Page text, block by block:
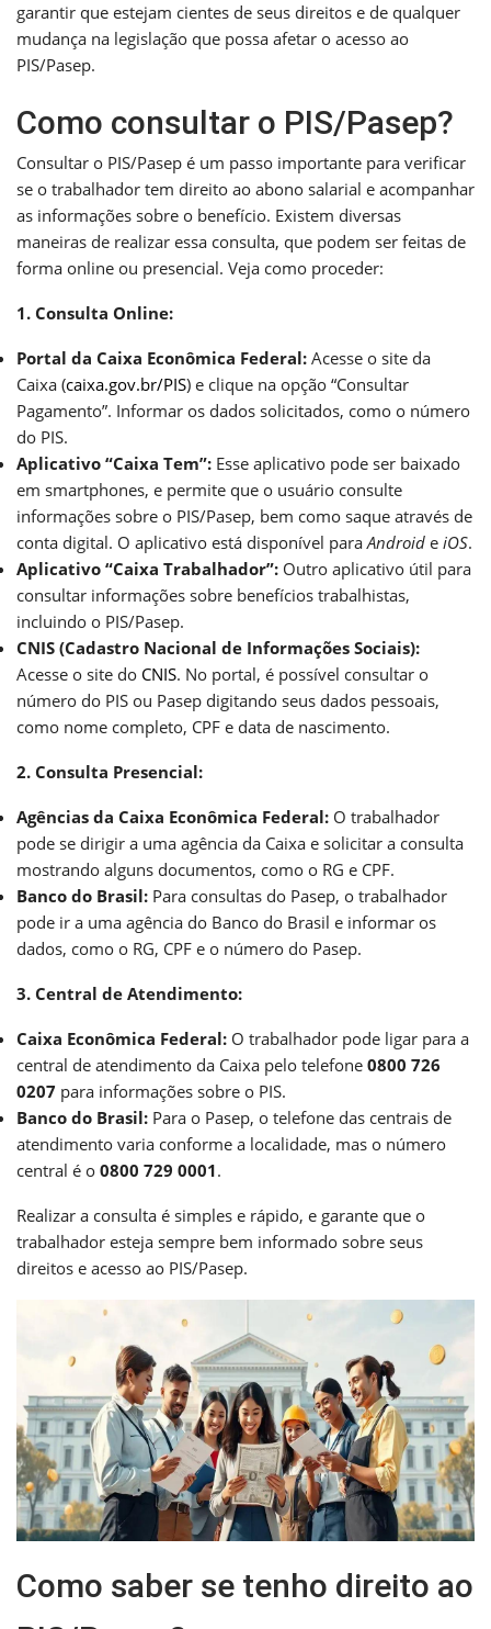
garantir que estejam cientes de seus direitos e de qualquer
mudança na legislação que possa afetar o acesso ao
PIS/Pasep.
Como consultar o PIS/Pasep?
Consultar o PIS/Pasep é um passo importante para verificar
se o trabalhador tem direito ao abono salarial e acompanhar
as informações sobre o benefício. Existem diversas
maneiras de realizar essa consulta, que podem ser feitas de
forma online ou presencial. Veja como proceder:
1. Consulta Online:
Portal da Caixa Econômica Federal: Acesse o site da
Caixa (caixa.gov.br/PIS) e clique na opção “Consultar
Pagamento”. Informar os dados solicitados, como o número
do PIS.
Aplicativo “Caixa Tem”: Esse aplicativo pode ser baixado
em smartphones, e permite que o usuário consulte
informações sobre o PIS/Pasep, bem como saque através de
conta digital. O aplicativo está disponível paraAndroid e iOS.
Aplicativo “Caixa Trabalhador”: Outro aplicativo útil para
consultar informações sobre benefícios trabalhistas,
incluindo o PIS/Pasep.
CNIS (Cadastro Nacional de Informações Sociais):
Acesse o site do CNIS. No portal, é possível consultar o
número do PIS ou Pasep digitando seus dados pessoais,
como nome completo, CPF e data de nascimento.
2. Consulta Presencial:
Agências da Caixa Econômica Federal: O trabalhador
pode se dirigir a uma agência da Caixa e solicitar a consulta
mostrando alguns documentos, como o RG e CPF.
Banco do Brasil: Para consultas do Pasep, o trabalhador
pode ir a uma agência do Banco do Brasil e informar os
dados, como o RG, CPF e o número do Pasep.
3. Central de Atendimento:
Caixa Econômica Federal: O trabalhador pode ligar para a
central de atendimento da Caixa pelo telefone 0800 726
0207 para informações sobre o PIS.
Banco do Brasil: Para o Pasep, o telefone das centrais de
atendimento varia conforme a localidade, mas o número
central é o 0800 729 0001.
Realizar a consulta é simples e rápido, e garante que o
trabalhador esteja sempre bem informado sobre seus
direitos e acesso ao PIS/Pasep.
Como saber se tenho direito ao